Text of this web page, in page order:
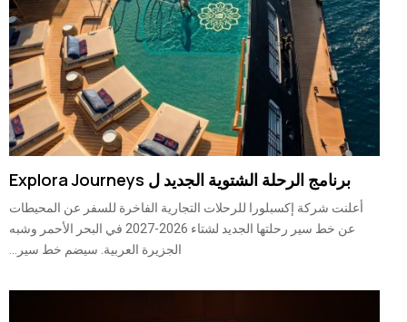
برنامج الرحلة الشتوية الجديد ل Explora Journeys
أعلنت شركة إكسبلورا للرحلات التجارية الفاخرة للسفر عن المحيطات
عن خط سير رحلتها الجديد لشتاء 2026-2027 في البحر الأحمر وشبه
الجزيرة العربية. سيضم خط سير...